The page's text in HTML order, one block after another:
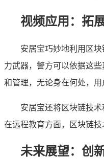
视频应用：拓
安居宝巧妙地利用区
力武器，警方可以依据这
和管理，无论身在何处，
安居宝还将区块链技
在远程教育方面，区块链
未来展望：创